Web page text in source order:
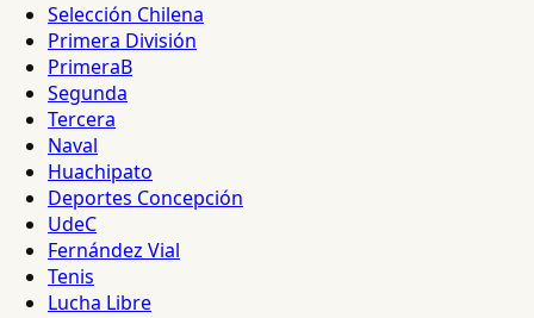
Selección Chilena
Primera División
PrimeraB
Segunda
Tercera
Naval
Huachipato
Deportes Concepción
UdeC
Fernández Vial
Tenis
Lucha Libre